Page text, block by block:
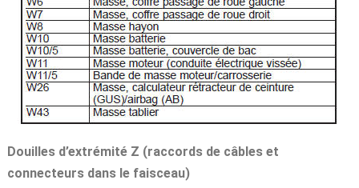
Douilles d’extrémité Z (raccords de câbles et
connecteurs dans le faisceau)